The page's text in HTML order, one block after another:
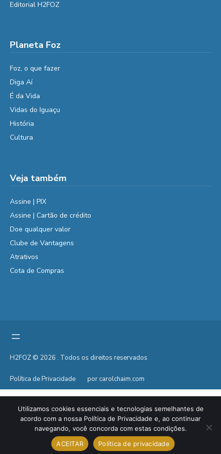
Editorial H2FOZ
Planeta Foz
Foz, o que fazer
Diga Aí
É da Vida
Vidas do Iguaçu
História
Cultura
Veja também
Assine | PIX
Assine | Cartão de crédito
Doe qualquer valor
Clube de Vantagens
Atrativos
Cota de Compras
H2FOZ © 2026 . Todos os direitos reservados
Política de Privacidade por carolchaim.com
Utilizamos cookies essenciais e tecnologias semelhantes de
acordo com a nossa Política de Privacidade e, ao continuar
navegando, você concorda com estas condições.
ACEITAR
Política de privacidade